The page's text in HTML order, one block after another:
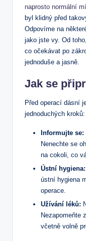
naprosto normální
byl klidný před
Odpovíme na
jako jste vy. Od
co očekávat po
jednoduše a jasně.
Jak se
Před operací dásní
jednoduchých kroků:
Informujte se:
Nenechte se
na cokoli, co
Ústní hygiena:
ústní hygiena
operace.
Užívání léků:
Nezapomeňte
včetně volně